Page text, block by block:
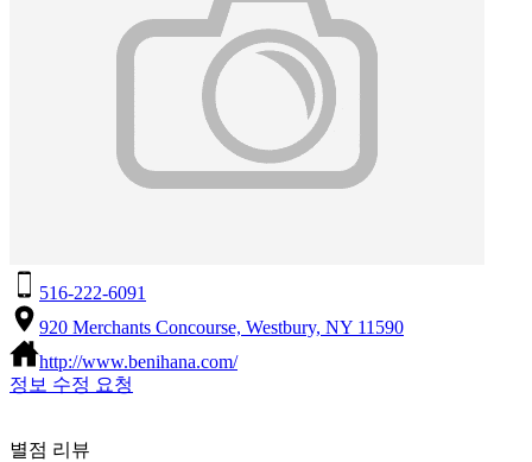
516-222-6091
920 Merchants Concourse, Westbury, NY 11590
http://www.benihana.com/
정보 수정 요청
별점 리뷰